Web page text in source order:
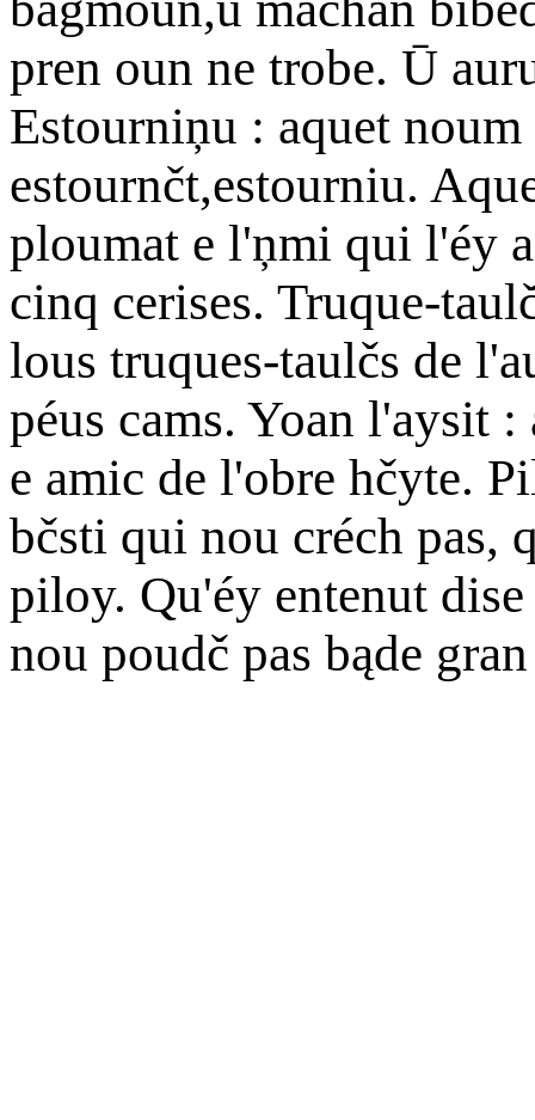
pren oun ne trobe. Ū
Estourniņu : aquet
estournčt,estourniu.
ploumat e l'ņmi qui l'éy
cinq cerises. Truque-
lous truques-taulčs de
péus cams. Yoan l'aysit
e amic de l'obre hčyte.
bčsti qui nou créch pas,
piloy. Qu'éy entenut
nou poudč pas bąde